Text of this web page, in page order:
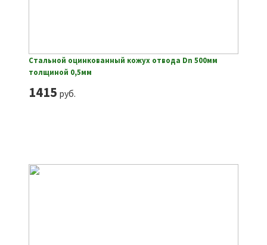
Стальной оцинкованный кожух отвода Dn 500мм
толщиной 0,5мм
1415 руб.